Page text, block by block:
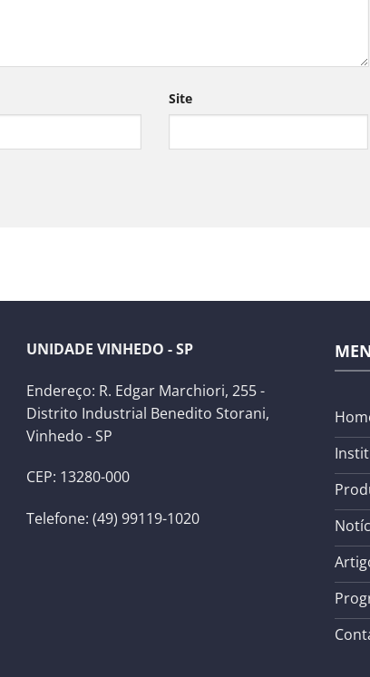
Site
UNIDADE VINHEDO - SP
Endereço: R. Edgar Marchiori, 255 -
Distrito Industrial Benedito Storani,
Vinhedo - SP
CEP: 13280-000
Telefone: (49) 99119-1020